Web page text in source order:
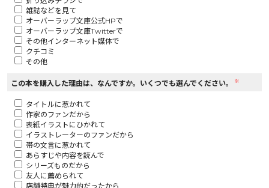
雑誌などを見て
オーバーラップ文庫公式HPで
オーバーラップ文庫Twitterで
その他インターネット媒体で
クチコミ
その他
この本を購入した理由は、なんですか。いくつでも選んでください。 ※
タイトルに惹かれて
作家のファンだから
表紙イラストにひかれて
イラストレーターのファンだから
帯の文言に惹かれて
あらすじや内容を読んで
シリーズものだから
友人に薦められて
店舗特典が魅力的だったから